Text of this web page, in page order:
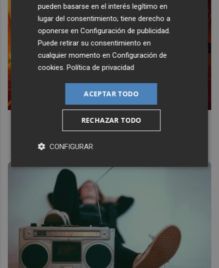
antes, pero mejor!
pueden basarse en el interés legítimo en
lugar del consentimiento; tiene derecho a
oponerse enConfiguración de publicidad.
Puede retirar su consentimiento en
cualquier momento enConfiguración de
cookies.Política de privacidad
ACEPTAR TODO
RECHAZAR TODO
CONFIGURAR